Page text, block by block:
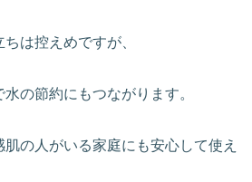
は控えめですが、
の節約にもつながります。
の人がいる家庭にも安心して使え